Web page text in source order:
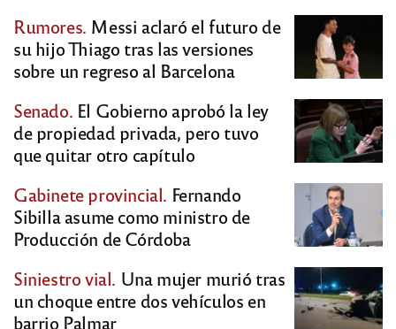
Rumores. Messi aclaró el futuro de
su hijo Thiago tras las versiones
sobre un regreso al Barcelona
Senado. El Gobierno aprobó la ley
de propiedad privada, pero tuvo
que quitar otro capítulo
Gabinete provincial. Fernando
Sibilla asume como ministro de
Producción de Córdoba
Siniestro vial. Una mujer murió tras
un choque entre dos vehículos en
barrio Palmar